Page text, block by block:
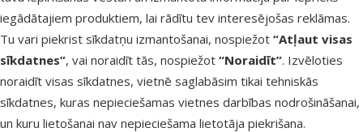
iegādātajiem produktiem, lai rādītu tev interesējošas reklāmas.
Tu vari piekrist sīkdatņu izmantošanai, nospiežot “Atļaut visas
sīkdatnes”, vai noraidīt tās, nospiežot “Noraidīt”. Izvēloties
noraidīt visas sīkdatnes, vietnē saglabāsim tikai tehniskās
sīkdatnes, kuras nepieciešamas vietnes darbības nodrošināšanai,
un kuru lietošanai nav nepieciešama lietotāja piekrišana.
Filtrs
Kampaņa: Vasara
turpinās – atlaides katrai
gaumei!
Kārtot pēc
Produkti nav atrasti